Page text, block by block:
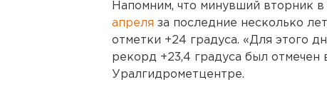
Напомним, что минувший вторник в
апреля за последние несколько
отметки +24 градуса. «Для этого
рекорд +23,4 градуса был отмечен
Уралгидрометцентре.